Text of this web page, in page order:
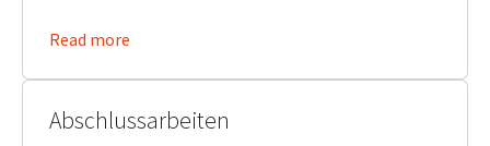
Read more
Abschlussarbeiten